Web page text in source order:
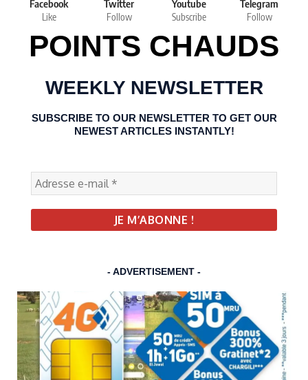
Facebook
Like
Twitter
Follow
Youtube
Subscribe
Telegram
Follow
POINTS CHAUDS
WEEKLY NEWSLETTER
SUBSCRIBE TO OUR NEWSLETTER TO GET OUR
NEWEST ARTICLES INSTANTLY!
- ADVERTISEMENT -